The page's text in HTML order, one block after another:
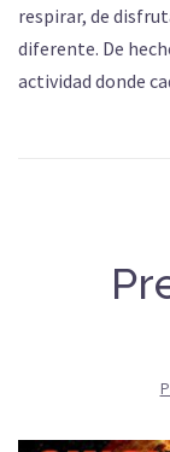
respirar, de
diferente. De
actividad donde